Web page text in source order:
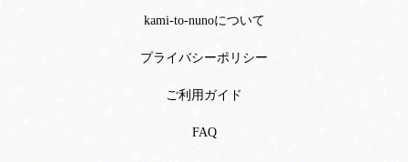
kami-to-nunoについて
プライバシーポリシー
ご利用ガイド
FAQ